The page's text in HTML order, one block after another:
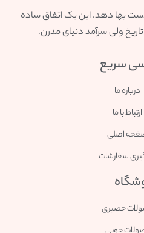
بها دهد. این یک اتفاق ساده
ولی سرآمد دنیای مدرن.
سریع
درباره ما
ارتباط با ما
اصلی
سفارشات
حصیری